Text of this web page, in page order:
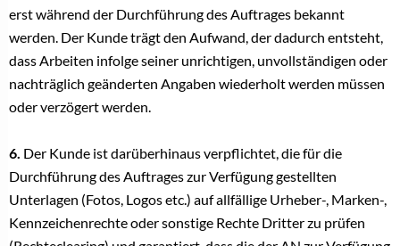
erst während der Durchführung des Auftrages bekannt
werden. Der Kunde trägt den Aufwand, der dadurch entsteht,
dass Arbeiten infolge seiner unrichtigen, unvollständigen oder
nachträglich geänderten Angaben wiederholt werden müssen
oder verzögert werden.
6. Der Kunde ist darüberhinaus verpflichtet, die für die
Durchführung des Auftrages zur Verfügung gestellten
Unterlagen (Fotos, Logos etc.) auf allfällige Urheber-, Marken-,
Kennzeichenrechte oder sonstige Rechte Dritter zu prüfen